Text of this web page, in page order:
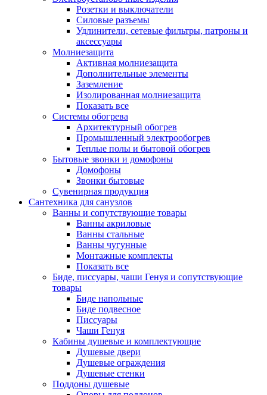
Розетки и выключатели
Силовые разъемы
Удлинители, сетевые фильтры, патроны и
аксессуары
Молниезащита
Активная молниезащита
Дополнительные элементы
Заземление
Изолированная молниезащита
Показать все
Системы обогрева
Архитектурный обогрев
Промышленный электрообогрев
Теплые полы и бытовой обогрев
Бытовые звонки и домофоны
Домофоны
Звонки бытовые
Сувенирная продукция
Сантехника для санузлов
Ванны и сопутствующие товары
Ванны акриловые
Ванны стальные
Ванны чугунные
Монтажные комплекты
Показать все
Биде, писсуары, чаши Генуя и сопутствующие
товары
Биде напольные
Биде подвесное
Писсуары
Чаши Генуя
Кабины душевые и комплектующие
Душевые двери
Душевые ограждения
Душевые стенки
Поддоны душевые